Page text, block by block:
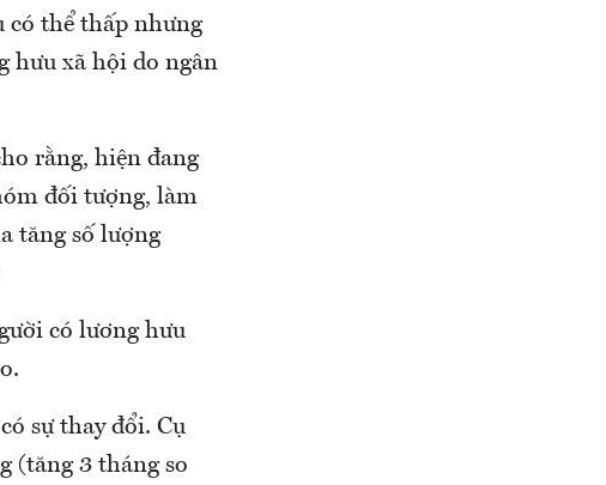
có thể thấp nhưng
hưu xã hội do ngân
rằng, hiện đang
đối tượng, làm
tăng số lượng
có lương hưu
sự thay đổi. Cụ
(tăng 3 tháng so